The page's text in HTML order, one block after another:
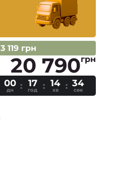
3 119 грн
20 790грн
00
дн
17
год
14
хв
33
сек